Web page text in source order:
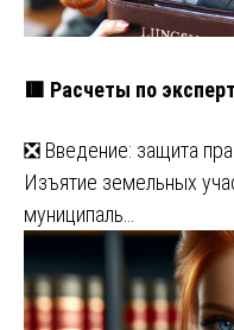
🟥 Расчеты по
❎ Введение: защита
Изъятие земельных
муниципаль…